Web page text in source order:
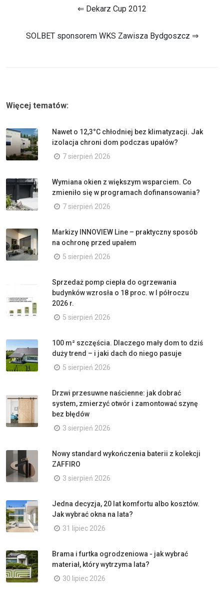
⇐ Dekarz Cup 2012
SOLBET sponsorem WKS Zawisza Bydgoszcz ⇒
Więcej tematów:
Nawet o 12,3°C chłodniej bez klimatyzacji. Jak
izolacja chroni dom podczas upałów?
7 sierpień 2026
Wymiana okien z większym wsparciem. Co
zmieniło się w programach dofinansowania?
7 sierpień 2026
Markizy INNOVIEW Line – praktyczny sposób
na ochronę przed upałem
5 sierpień 2026
Sprzedaż pomp ciepła do ogrzewania
budynków wzrosła o 18 proc. w I półroczu
2026 r.
5 sierpień 2026
100 m² szczęścia. Dlaczego mały dom to dziś
duży trend – i jaki dach do niego pasuje
5 sierpień 2026
Drzwi przesuwne naścienne: jak dobrać
system, zmierzyć otwór i zamontować szynę
bez błędów
3 sierpień 2026
Nowy standard wykończenia baterii z kolekcji
ZAFFIRO
3 sierpień 2026
Jedna decyzja, 20 lat komfortu albo kosztów.
Jak wybrać okna na lata?
31 lipiec 2026
Brama i furtka ogrodzeniowa - jak wybrać
materiał, który wytrzyma lata?
30 lipiec 2026